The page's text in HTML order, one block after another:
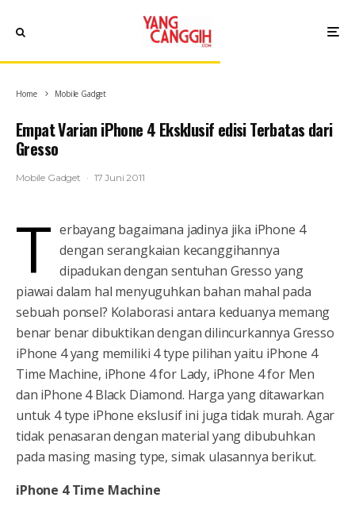
Home Mobile Gadget
Empat Varian iPhone 4 Eksklusif edisi Terbatas dari
Gresso
Mobile Gadget · 17 Juni 2011
T erbayang bagaimana jadinya jika iPhone 4
dengan serangkaian kecanggihannya
dipadukan dengan sentuhan Gresso yang
piawai dalam hal menyuguhkan bahan mahal pada
sebuah ponsel? Kolaborasi antara keduanya memang
benar benar dibuktikan dengan dilincurkannya Gresso
iPhone 4 yang memiliki 4 type pilihan yaitu iPhone 4
Time Machine, iPhone 4 for Lady, iPhone 4 for Men
dan iPhone 4 Black Diamond. Harga yang ditawarkan
untuk 4 type iPhone ekslusif ini juga tidak murah. Agar
tidak penasaran dengan material yang dibubuhkan
pada masing masing type, simak ulasannya berikut.
iPhone 4 Time Machine